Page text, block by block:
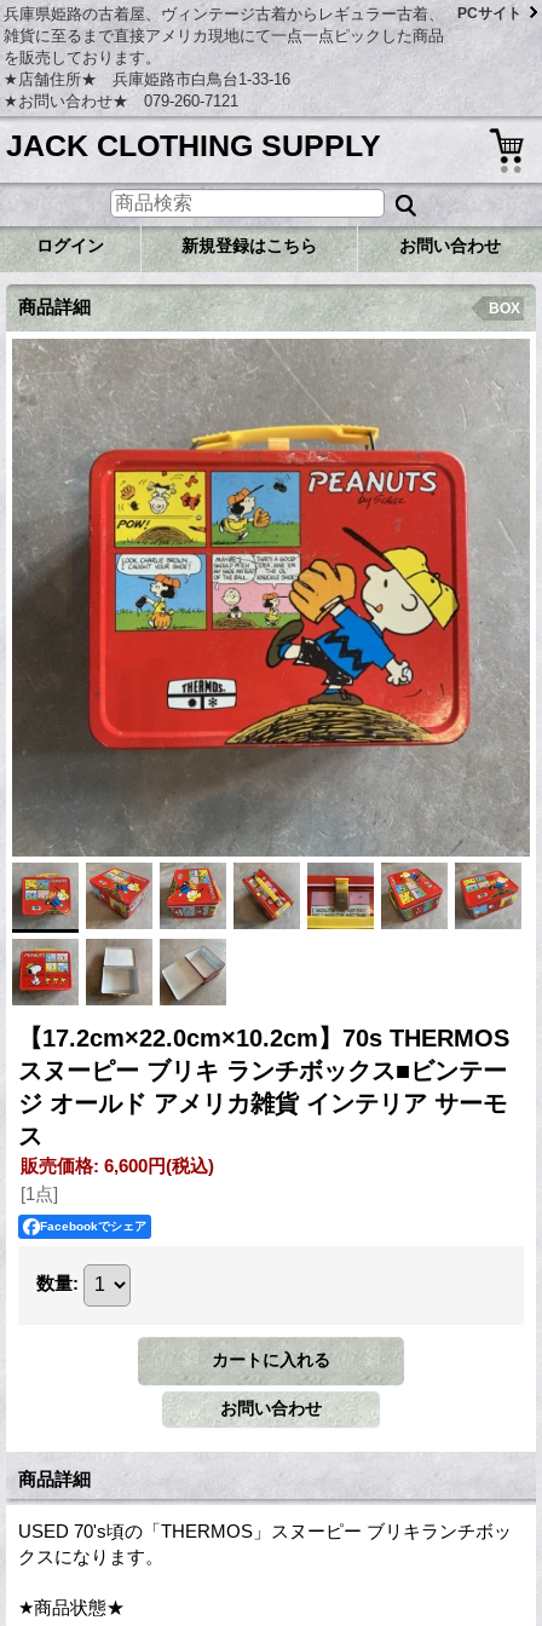
兵庫県姫路の古着屋、ヴィンテージ古着からレギュラー古着、
雑貨に至るまで直接アメリカ現地にて一点一点ピックした商品
を販売しております。
★店舗住所★ 兵庫姫路市白鳥台1-33-16
★お問い合わせ★ 079-260-7121
PCサイト
JACK CLOTHING SUPPLY
ログイン 新規登録はこちら お問い合わせ
商品詳細 BOX
【17.2cm×22.0cm×10.2cm】70s THERMOS
スヌーピー ブリキ ランチボックス■ビンテー
ジ オールド アメリカ雑貨 インテリア サーモ
ス
販売価格: 6,600円(税込)
[1点]
Facebookでシェア
数量:
商品詳細
USED 70's頃の「THERMOS」スヌーピー ブリキランチボッ
クスになります。
★商品状態★